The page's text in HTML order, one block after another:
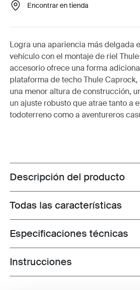
Encontrar en tienda
Logra una apariencia más delgada
vehículo con el montaje de riel
accesorio ofrece una forma
plataforma de techo Thule
una menor altura de construcción,
un ajuste robusto que atrae tanto a
todoterreno como a aventureros
Toggle overview
Descripción del producto
Toggle features
Todas las características
Toggle techspec
Especificaciones técnicas
Toggle guides and instructions
Instrucciones